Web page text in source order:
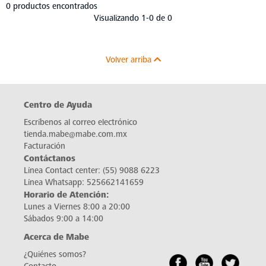
0 productos encontrados
Visualizando 1-0 de 0
Volver arriba
Centro de Ayuda
Escríbenos al correo electrónico
tienda.mabe@mabe.com.mx
Facturación
Contáctanos
Línea Contact center: (55) 9088 6223
Línea Whatsapp: 525662141659
Horario de Atención:
Lunes a Viernes 8:00 a 20:00
Sábados 9:00 a 14:00
Acerca de Mabe
¿Quiénes somos?